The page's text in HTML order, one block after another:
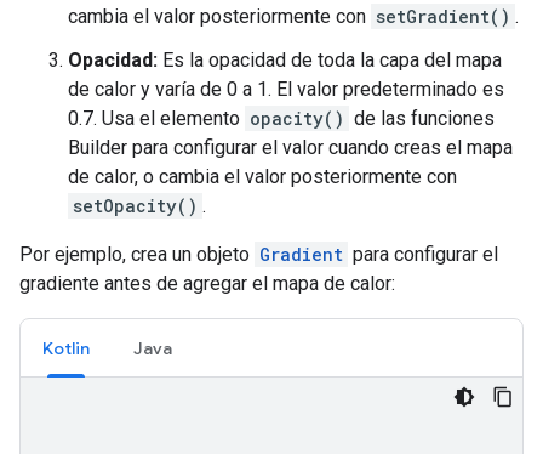
cambia el valor posteriormente con setGradient() .
Opacidad: Es la opacidad de toda la capa del mapa
de calor y varía de 0 a 1. El valor predeterminado es
0.7. Usa el elemento opacity() de las funciones
Builder para configurar el valor cuando creas el mapa
de calor, o cambia el valor posteriormente con
setOpacity() .
Por ejemplo, crea un objeto Gradient para configurar el
gradiente antes de agregar el mapa de calor:
Kotlin Java